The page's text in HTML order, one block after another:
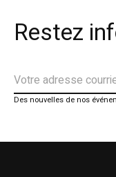
Restez
Des nouvelles de nos